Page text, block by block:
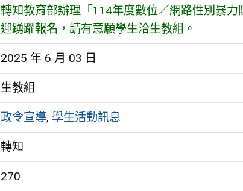
轉知教育部辦理「114年度數位／網路性別暴
迎踴躍報名，請有意願學生洽生教組。
2025 年 6 月 03 日
生教組
政令宣導, 學生活動訊息
轉知
270